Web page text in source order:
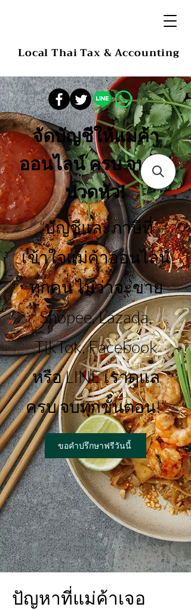
Local Thai Tax & Accounting
จัดบัญชีให้แม่ค้า
ออนไลน์ ครบ จบ ไม่
ปวดหัว!
“บัญชีและภาษีที่
เข้าใจแม่ค้าออนไลน์
ทุกคน ไม่ว่าจะขาย
Shopee, Lazada,
TikTok, Facebook
หรือ LINE เราดูแล
ครบ จบทุกขั้นตอน!”
ขอคำปรึกษาฟรีวันนี้
ปัญหาที่แม่ค้าเจอ